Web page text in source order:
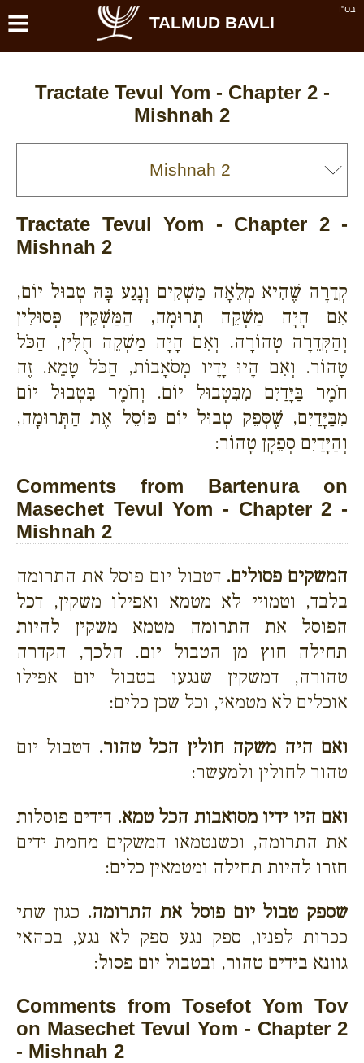
בס''ד ≡ TALMUD BAVLI
Tractate Tevul Yom - Chapter 2 -
Mishnah 2
Tractate Tevul Yom - Chapter 2 -
Mishnah 2
קְדֵרָה שֶׁהִיא מְלֵאָה מַשְׁקִים וְנָגַע בָּהּ טְבוּל יוֹם,
אִם הָיָה מַשְׁקֵה תְרוּמָה, הַמַּשְׁקִין פְּסוּלִין
וְהַקְּדֵרָה טְהוֹרָה. וְאִם הָיָה מַשְׁקֵה חֻלִּין, הַכֹּל
טָהוֹר. וְאִם הָיוּ יָדָיו מְסֹאָבוֹת, הַכֹּל טָמֵא. זֶה
חֹמֶר בַּיָּדַיִם מִבִּטְבוּל יוֹם. וְחֹמֶר בִּטְבוּל יוֹם
מִבַּיָּדַיִם, שֶׁסְּפֵק טְבוּל יוֹם פּוֹסֵל אֶת הַתְּרוּמָה,
וְהַיָּדַיִם סְפֵקָן טָהוֹר:
Comments from Bartenura on
Masechet Tevul Yom - Chapter 2 -
Mishnah 2
המשקים פסולים. דטבול יום פוסל את התרומה
בלבד, וטמויי לא מטמא ואפילו משקין, דכל
הפוסל את התרומה מטמא משקין להיות
תחילה חוץ מן הטבול יום. הלכך, הקדרה
טהורה, דמשקין שנגעו בטבול יום אפילו
אוכלים לא מטמאי, וכל שכן כלים:
ואם היה משקה חולין הכל טהור. דטבול יום
טהור לחולין ולמעשר:
ואם היו ידיו מסואבות הכל טמא. דידים פוסלות
את התרומה, וכשנטמאו המשקים מחמת ידים
חזרו להיות תחילה ומטמאין כלים:
שספק טבול יום פוסל את התרומה. כגון שתי
ככרות לפניו, ספק נגע ספק לא נגע, בכהאי
גוונא בידים טהור, ובטבול יום פסול:
Comments from Tosefot Yom Tov
on Masechet Tevul Yom - Chapter 2
- Mishnah 2